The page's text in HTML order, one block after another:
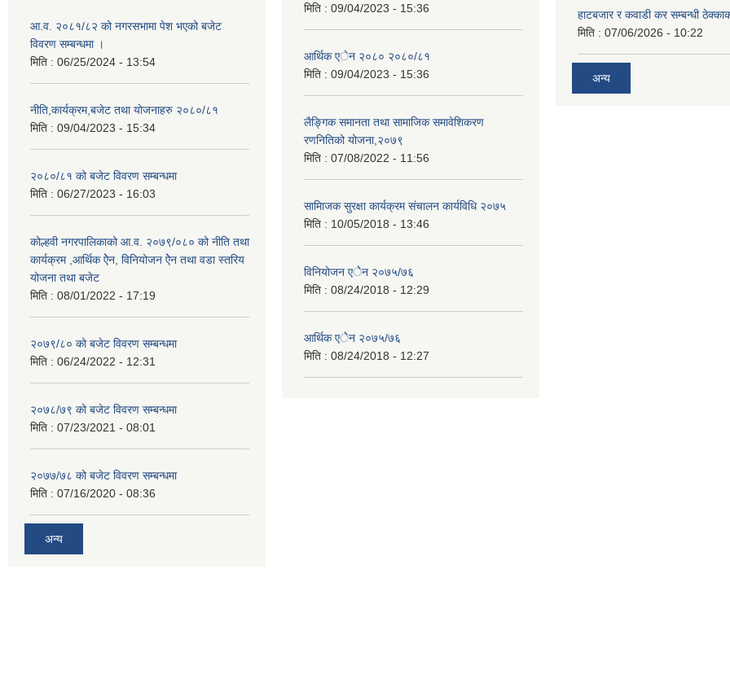
आ.व. २०८१/८२ को नगरसभामा पेश भएको बजेट
विवरण सम्बन्धमा ।
मिति : 06/25/2024 - 13:54
नीति,कार्यक्रम,बजेट तथा योजनाहरु २०८०/८१
मिति : 09/04/2023 - 15:34
२०८०/८१ को बजेट विवरण सम्बन्धमा
मिति : 06/27/2023 - 16:03
कोल्हवी नगरपालिकाको आ.व. २०७९/०८० को नीति तथा
कार्यक्रम ,आर्थिक ऐेन, विनियोजन ऐेन तथा वडा स्तरिय
योजना तथा बजेट
मिति : 08/01/2022 - 17:19
२०७९/८० को बजेट विवरण सम्बन्धमा
मिति : 06/24/2022 - 12:31
२०७८/७९ को बजेट विवरण सम्बन्धमा
मिति : 07/23/2021 - 08:01
२०७७/७८ को बजेट विवरण सम्बन्धमा
मिति : 07/16/2020 - 08:36
अन्य
मिति : 09/04/2023 - 15:36
आर्थिक एेन २०८० २०८०/८१
मिति : 09/04/2023 - 15:36
लैङ्गिक समानता तथा सामाजिक समावेशिकरण
रणनितिको योजना,२०७९
मिति : 07/08/2022 - 11:56
सामािजक सुरक्षा कार्यक्रम संचालन कार्यविधि २०७५
मिति : 10/05/2018 - 13:46
विनियोजन एेेन २०७५/७६
मिति : 08/24/2018 - 12:29
आर्थिक एेेन २०७५/७६
मिति : 08/24/2018 - 12:27
हाटबजार र कवाडी कर सम्बन्धी
मिति : 07/06/2026 - 10:22
अन्य